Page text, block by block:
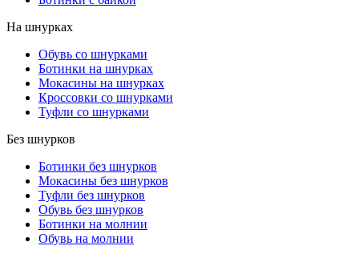
На шнурках
Обувь со шнурками
Ботинки на шнурках
Мокасины на шнурках
Кроссовки со шнурками
Туфли со шнурками
Без шнурков
Ботинки без шнурков
Мокасины без шнурков
Туфли без шнурков
Обувь без шнурков
Ботинки на молнии
Обувь на молнии